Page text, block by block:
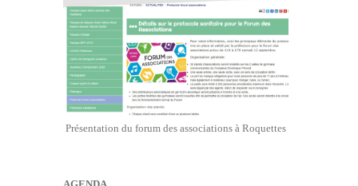
Présentation du forum des associations à Roquettes